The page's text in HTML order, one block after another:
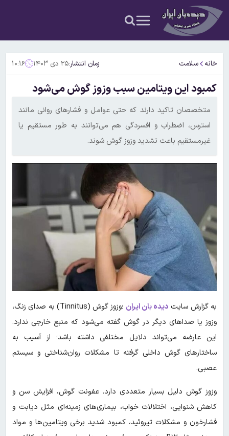
خانه سلامت زمان انتشار:۲۵ دی ۱۴۰۳ ۱۰:۱۶
کمبود این ویتامین سبب وزوز گوش می‌شود
متخصصان تاکید دارند که حتی عوامل و فشارهای روانی مانند
استرس، اضطراب و افسردگی هم می‌توانند به طور مستقیم یا
غیرمستقیم باعث تشدید وزوز گوش شوند.
به گزارش سایت دیده بان ایران
؛وزوز گوش (Tinnitus) به صدای زنگ،
وزوز یا صداهای دیگر در گوش گفته می‌شود که منبع خارجی ندارد.
این عارضه می‌تواند دلایل مختلفی داشته باشد؛ از آسیب به
ساختارهای گوش داخلی گرفته تا مشکلات روان‌شناختی و سیستم
عصبی.
وزوز گوش دلیل بسیار متعددی دارد. عفونت گوش، افزایش سن و
کاهش شنوایی، اختلالات خواب، بیماری‌های زمینه‌ای مثل دیابت و
فشارخون و مشکلات تیروئید، کمبود شدید برخی ویتامین‌ها و مواد